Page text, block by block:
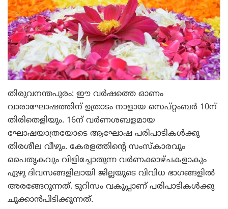
തിരുവനന്തപുരം: ഈ വര്‍ഷത്തെ ഓണം
വാരാഘോഷത്തിന് ഉത്രാടം നാളായ സെപ്റ്റംബര്‍ 10ന്
തിരിതെളിയും. 16ന് വര്‍ണശബളമായ
ഘോഷയാത്രയോടെ ആഘോഷ പരിപാടികള്‍ക്കു
തിരശീല വീഴും. കേരളത്തിന്റെ സംസ്‌കാരവും
പൈതൃകവും വിളിച്ചോതുന്ന വര്‍ണക്കാഴ്ചകളാകും
ഏഴു ദിവസങ്ങളിലായി ജില്ലയുടെ വിവിധ ഭാഗങ്ങളില്‍
അരങ്ങേറുന്നത്. ടൂറിസം വകുപ്പാണ് പരിപാടികള്‍ക്കു
ചുക്കാന്‍പിടിക്കുന്നത്.